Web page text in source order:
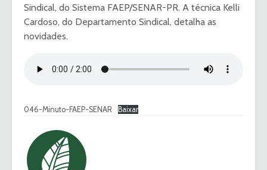
Sindical, do Sistema FAEP/SENAR-PR. A técnica Kelli
Cardoso, do Departamento Sindical, detalha as
novidades.
046-Minuto-FAEP-SENAR Baixar